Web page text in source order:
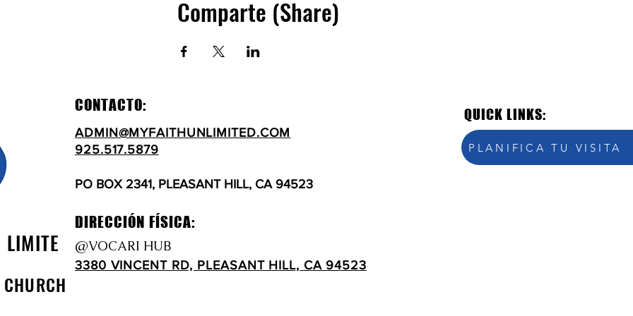
Comparte (Share)
CONTACTO:
ADMIN@MYFAITHUNLIMITED.COM
925.517.5879
PO BOX 2341, PLEASANT HILL, CA 94523
DIRECCIÓN FÍSICA:
@VOCARI HUB
3380 VINCENT RD, PLEASANT HILL, CA 94523
QUICK LINKS:
PLANIFICA TU VISITA